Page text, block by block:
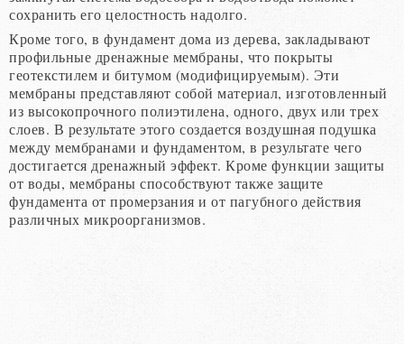
сохранить его целостность надолго.
Кроме того, в фундамент дома из дерева, закладывают
профильные дренажные мембраны, что покрыты
геотекстилем и битумом (модифицируемым). Эти
мембраны представляют собой материал, изготовленный
из высокопрочного полиэтилена, одного, двух или трех
слоев. В результате этого создается воздушная подушка
между мембранами и фундаментом, в результате чего
достигается дренажный эффект. Кроме функции защиты
от воды, мембраны способствуют также защите
фундамента от промерзания и от пагубного действия
различных микроорганизмов.